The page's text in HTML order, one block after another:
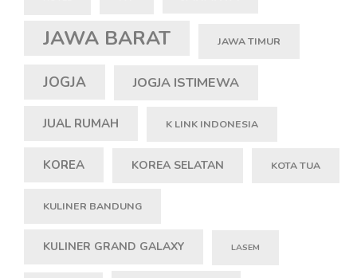
JAWA BARAT JAWA TIMUR
JOGJA JOGJA ISTIMEWA
JUAL RUMAH K LINK INDONESIA
KOREA KOREA SELATAN KOTA TUA
KULINER BANDUNG
KULINER GRAND GALAXY LASEM